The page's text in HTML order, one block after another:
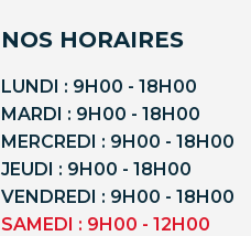
NOS HORAIRES
LUNDI : 9H00 - 18H00
MARDI : 9H00 - 18H00
MERCREDI : 9H00 - 18H00
JEUDI : 9H00 - 18H00
VENDREDI : 9H00 - 18H00
SAMEDI : 9H00 - 12H00